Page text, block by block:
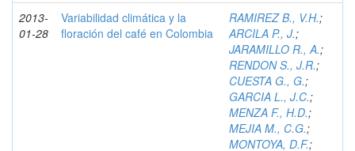
2013-
01-28
Variabilidad climática y la
floración del café en Colombia
RAMIREZ B., V.H.;
ARCILA P., J.;
JARAMILLO R., A.;
RENDON S., J.R.;
CUESTA G., G.;
GARCIA L., J.C.;
MENZA F., H.D.;
MEJIA M., C.G.;
MONTOYA, D.F.;